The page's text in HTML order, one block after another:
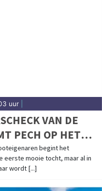
uur
VAN DE
PECH OP HET
begint het
eerste mooie tocht, maar al in
wordt [...]